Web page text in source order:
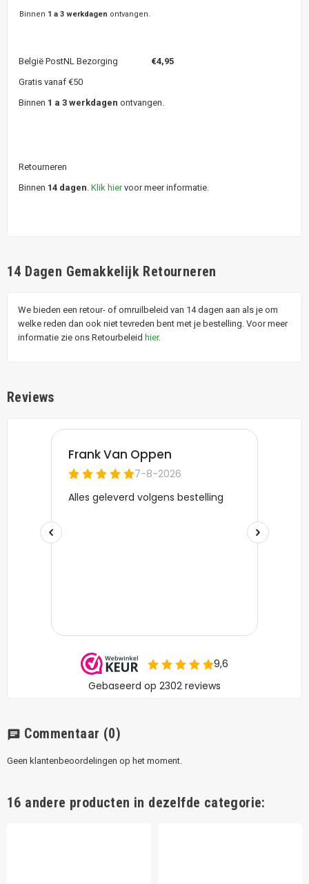
Binnen 1 a 3 werkdagen ontvangen.
België PostNL Bezorging €4,95
Gratis vanaf €50
Binnen 1 a 3 werkdagen ontvangen.
Retourneren
Binnen 14 dagen Klik hiervoor meer informatie.
14 Dagen Gemakkelijk Retourneren
We bieden een retour- of omruilbeleid van 14 dagen aan als je om
welke reden dan ook niet tevreden bent met je bestelling. Voor meer
informatie zie ons Retourbeleid hier.
Reviews
chat Commentaar (0)
Geen klantenbeoordelingen op het moment.
16 andere producten in dezelfde categorie: